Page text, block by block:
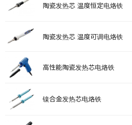
陶瓷发热芯 温度恒定电烙铁
陶瓷发热芯 温度可调电烙铁
高性能陶瓷发热芯电烙铁
镍合金发热芯电烙铁